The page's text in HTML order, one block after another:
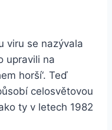
viru se nazývala
upravili na
horší‘. Teď
celosvětovou
ty v letech 1982